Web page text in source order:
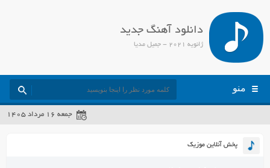
دانلود آهنگ جدید
ژانویه 2021 - جمیل مدیا
منو
جمعه ۱۶ مرداد ۱۴۰۵
پخش آنلاین موزیک